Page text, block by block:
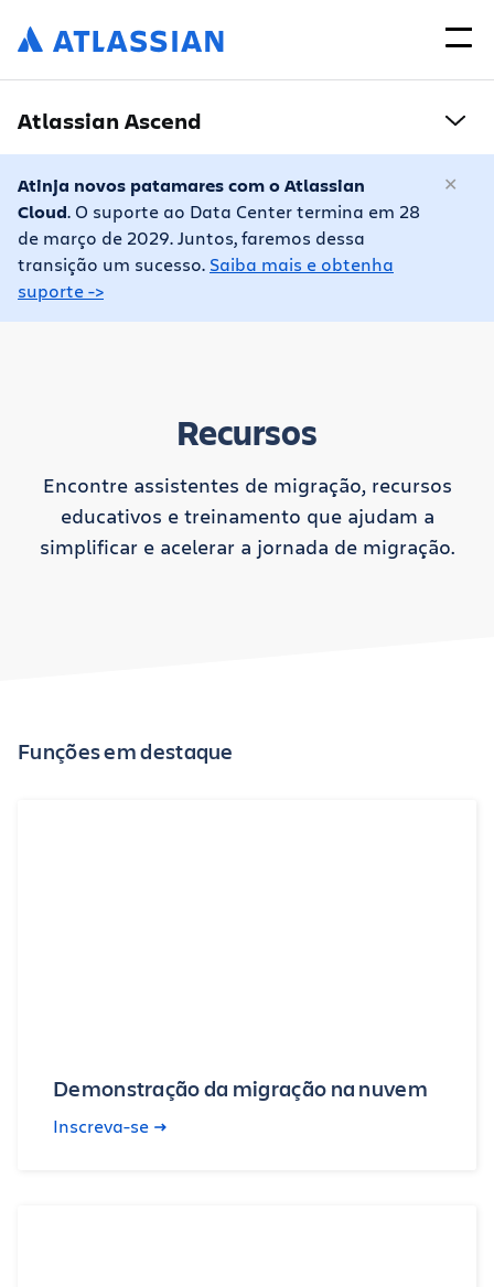
Atlassian Ascend
Atinja novos patamares com o Atlassian
Cloud. O suporte ao Data Center termina em 28
de março de 2029. Juntos, faremos dessa
transição um sucesso. Saiba mais e obtenha
suporte ->
Recursos
Encontre assistentes de migração, recursos
educativos e treinamento que ajudam a
simplificar e acelerar a jornada de migração.
Funções em destaque
Demonstração da migração na nuvem
Inscreva-se